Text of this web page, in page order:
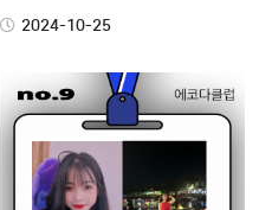
2024-10-25